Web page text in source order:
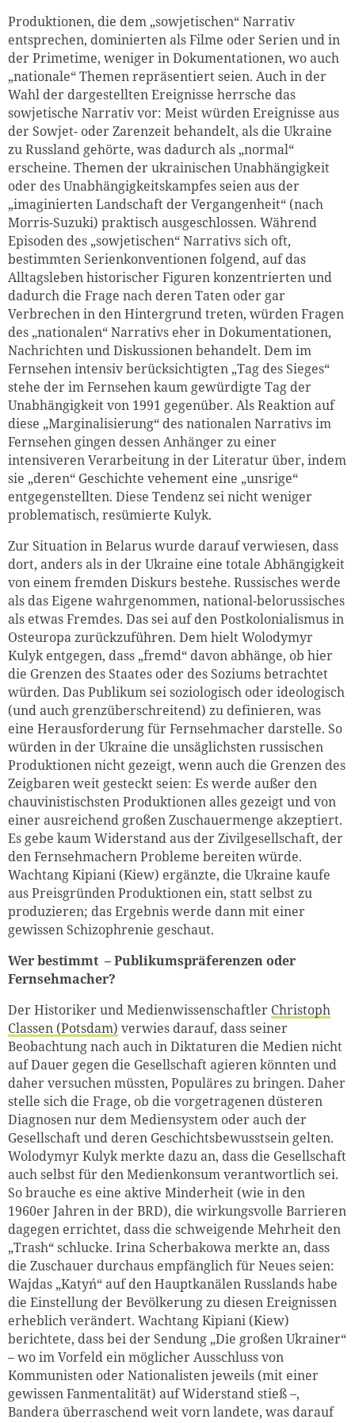
Produktionen, die dem „sowjetischen“ Narrativ
entsprechen, dominierten als Filme oder Serien und in
der Primetime, weniger in Dokumentationen, wo auch
„nationale“ Themen repräsentiert seien. Auch in der
Wahl der dargestellten Ereignisse herrsche das
sowjetische Narrativ vor: Meist würden Ereignisse aus
der Sowjet- oder Zarenzeit behandelt, als die Ukraine
zu Russland gehörte, was dadurch als „normal“
erscheine. Themen der ukrainischen Unabhängigkeit
oder des Unabhängigkeitskampfes seien aus der
„imaginierten Landschaft der Vergangenheit“ (nach
Morris-Suzuki) praktisch ausgeschlossen. Während
Episoden des „sowjetischen“ Narrativs sich oft,
bestimmten Serienkonventionen folgend, auf das
Alltagsleben historischer Figuren konzentrierten und
dadurch die Frage nach deren Taten oder gar
Verbrechen in den Hintergrund treten, würden Fragen
des „nationalen“ Narrativs eher in Dokumentationen,
Nachrichten und Diskussionen behandelt. Dem im
Fernsehen intensiv berücksichtigten „Tag des Sieges“
stehe der im Fernsehen kaum gewürdigte Tag der
Unabhängigkeit von 1991 gegenüber. Als Reaktion auf
diese „Marginalisierung“ des nationalen Narrativs im
Fernsehen gingen dessen Anhänger zu einer
intensiveren Verarbeitung in der Literatur über, indem
sie „deren“ Geschichte vehement eine „unsrige“
entgegenstellten. Diese Tendenz sei nicht weniger
problematisch, resümierte Kulyk.
Zur Situation in Belarus wurde darauf verwiesen, dass
dort, anders als in der Ukraine eine totale Abhängigkeit
von einem fremden Diskurs bestehe. Russisches werde
als das Eigene wahrgenommen, national-belorussisches
als etwas Fremdes. Das sei auf den Postkolonialismus in
Osteuropa zurückzuführen. Dem hielt Wolodymyr
Kulyk entgegen, dass „fremd“ davon abhänge, ob hier
die Grenzen des Staates oder des Soziums betrachtet
würden. Das Publikum sei soziologisch oder ideologisch
(und auch grenzüberschreitend) zu definieren, was
eine Herausforderung für Fernsehmacher darstelle. So
würden in der Ukraine die unsäglichsten russischen
Produktionen nicht gezeigt, wenn auch die Grenzen des
Zeigbaren weit gesteckt seien: Es werde außer den
chauvinistischsten Produktionen alles gezeigt und von
einer ausreichend großen Zuschauermenge akzeptiert.
Es gebe kaum Widerstand aus der Zivilgesellschaft, der
den Fernsehmachern Probleme bereiten würde.
Wachtang Kipiani (Kiew) ergänzte, die Ukraine kaufe
aus Preisgründen Produktionen ein, statt selbst zu
produzieren; das Ergebnis werde dann mit einer
gewissen Schizophrenie geschaut.
Wer bestimmt – Publikumspräferenzen oder
Fernsehmacher?
Der Historiker und Medienwissenschaftler Christoph
Classen (Potsdam) verwies darauf, dass seiner
Beobachtung nach auch in Diktaturen die Medien nicht
auf Dauer gegen die Gesellschaft agieren könnten und
daher versuchen müssten, Populäres zu bringen. Daher
stelle sich die Frage, ob die vorgetragenen düsteren
Diagnosen nur dem Mediensystem oder auch der
Gesellschaft und deren Geschichtsbewusstsein gelten.
Wolodymyr Kulyk merkte dazu an, dass die Gesellschaft
auch selbst für den Medienkonsum verantwortlich sei.
So brauche es eine aktive Minderheit (wie in den
1960er Jahren in der BRD), die wirkungsvolle Barrieren
dagegen errichtet, dass die schweigende Mehrheit den
„Trash“ schlucke. Irina Scherbakowa merkte an, dass
die Zuschauer durchaus empfänglich für Neues seien:
Wajdas „Katyń“ auf den Hauptkanälen Russlands habe
die Einstellung der Bevölkerung zu diesen Ereignissen
erheblich verändert. Wachtang Kipiani (Kiew)
berichtete, dass bei der Sendung „Die großen Ukrainer“
– wo im Vorfeld ein möglicher Ausschluss von
Kommunisten oder Nationalisten jeweils (mit einer
gewissen Fanmentalität) auf Widerstand stieß –,
Bandera überraschend weit vorn landete, was darauf